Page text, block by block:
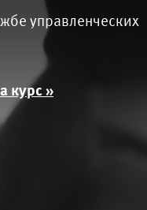
управленческих
курс »